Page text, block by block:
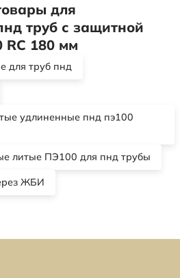
для
труб с защитной
RC 180 мм
для труб пнд
удлиненные пнд пэ100
литые ПЭ100 для пнд трубы
ЖБИ